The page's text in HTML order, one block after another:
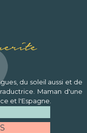
du soleil aussi et de
Maman d'une
et l'Espagne.